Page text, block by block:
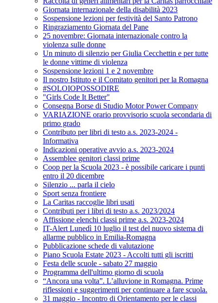
Giornata internazionale della disabilità 2023
Sospensione lezioni per festività del Santo Patrono
Ringraziamento Giornata del Pane
25 novembre: Giornata internazionale contro la
violenza sulle donne
Un minuto di silenzio per Giulia Cecchettin e per tutte
le donne vittime di violenza
Sospensione lezioni 1 e 2 novembre
Il nostro Istituto e il Comitato genitori per la Romagna
#SOLOIOPOSSODIRE
"Girls Code It Better"
Consegna Borse di Studio Motor Power Company
VARIAZIONE orario provvisorio scuola secondaria di
primo grado
Contributo per libri di testo a.s. 2023-2024 -
Informativa
Indicazioni operative avvio a.s. 2023-2024
Assemblee genitori classi prime
Coop per la Scuola 2023 - è possibile caricare i punti
entro il 20 dicembre
Silenzio ... parla il cielo
Sport senza frontiere
La Caritas raccoglie libri usati
Contributi per i libri di testo a.s. 2023/2024
Affissione elenchi classi prime a.s. 2023-2024
IT-Alert Lunedì 10 luglio il test del nuovo sistema di
allarme pubblico in Emilia-Romagna
Pubblicazione schede di valutazione
Piano Scuola Estate 2023 - Accolti tutti gli iscritti
Festa delle scuole - sabato 27 maggio
Programma dell'ultimo giorno di scuola
“Ancora una volta”. L’alluvione in Romagna. Prime
riflessioni e suggerimenti per continuare a fare scuola.
31 maggio - Incontro di Orientamento per le classi